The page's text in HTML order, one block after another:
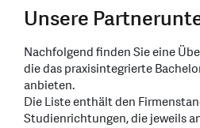
Unsere
Nachfolgend finden Sie eine
die das praxisintegrierte
anbieten.
Die Liste enthält den
Studienrichtungen, die jeweils